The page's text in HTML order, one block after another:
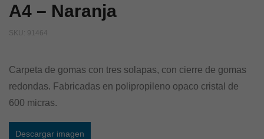
A4 – Naranja
SKU: 91464
Carpeta de gomas con tres solapas, con cierre de gomas
redondas. Fabricadas en polipropileno opaco cristal de
600 micras.
Descargar imagen